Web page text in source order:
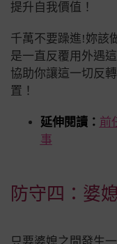
提升自我價值！
千萬不要躁進!妳該
是一直反覆用外遇
協助你讓這一切反
置！
延伸閱讀： 前
事
防守四：婆
只要婆媳之間發生